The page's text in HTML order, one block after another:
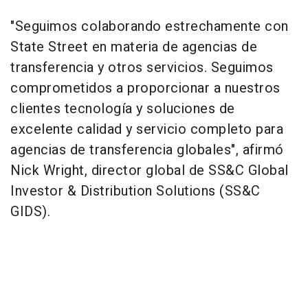
"Seguimos colaborando estrechamente con
State Street en materia de agencias de
transferencia y otros servicios. Seguimos
comprometidos a proporcionar a nuestros
clientes tecnología y soluciones de
excelente calidad y servicio completo para
agencias de transferencia globales", afirmó
Nick Wright, director global de SS&C Global
Investor & Distribution Solutions (SS&C
GIDS).